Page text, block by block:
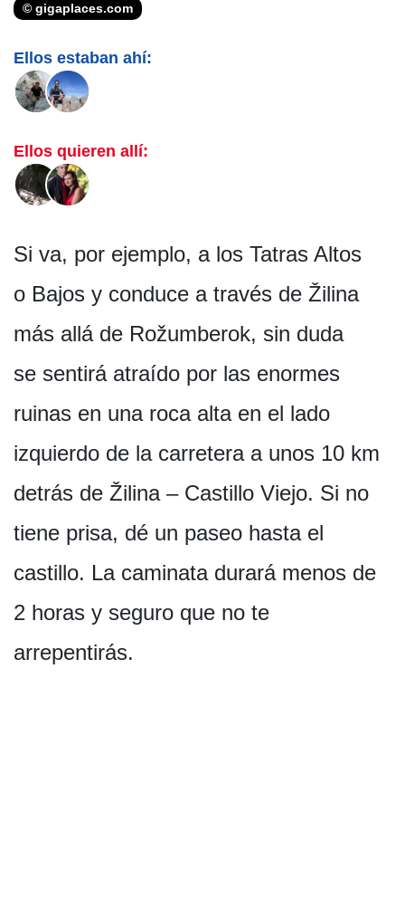
© gigaplaces.com
Ellos estaban ahí:
Ellos quieren allí:
Si va, por ejemplo, a los Tatras Altos
o Bajos y conduce a través de Žilina
más allá de Rožumberok, sin duda
se sentirá atraído por las enormes
ruinas en una roca alta en el lado
izquierdo de la carretera a unos 10 km
detrás de Žilina – Castillo Viejo. Si no
tiene prisa, dé un paseo hasta el
castillo. La caminata durará menos de
2 horas y seguro que no te
arrepentirás.